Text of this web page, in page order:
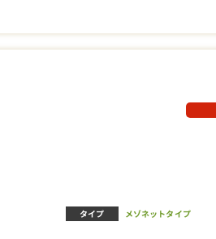
タイプ メゾネットタイプ